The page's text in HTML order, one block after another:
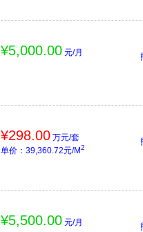
¥5,000.00 元/月
¥298.00 万元/套
单价：39,360.72元/M2
¥5,500.00 元/月